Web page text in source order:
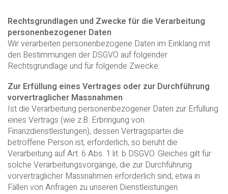
Rechtsgrundlagen und Zwecke für die Verarbeitung
personenbezogener Daten
Wir verarbeiten personenbezogene Daten im Einklang mit
den Bestimmungen der DSGVO auf folgender
Rechtsgrundlage und für folgende Zwecke:
Zur Erfüllung eines Vertrages oder zur Durchführung
vorvertraglicher Massnahmen
Ist die Verarbeitung personenbezogener Daten zur Erfüllung
eines Vertrags (wie z.B. Erbringung von
Finanzdienstleistungen), dessen Vertragspartei die
betroffene Person ist, erforderlich, so beruht die
Verarbeitung auf Art. 6 Abs. 1 lit. b DSGVO. Gleiches gilt für
solche Verarbeitungsvorgänge, die zur Durchführung
vorvertraglicher Massnahmen erforderlich sind, etwa in
Fällen von Anfragen zu unseren Dienstleistungen.